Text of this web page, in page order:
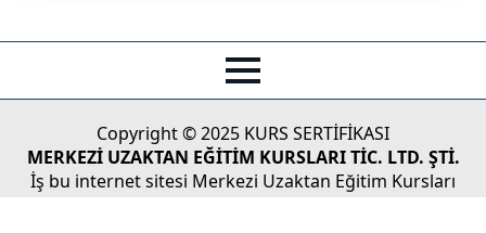
Copyright © 2025 KURS SERTİFİKASI
MERKEZİ UZAKTAN EĞİTİM KURSLARI TİC. LTD. ŞTİ.
İş bu internet sitesi Merkezi Uzaktan Eğitim Kursları